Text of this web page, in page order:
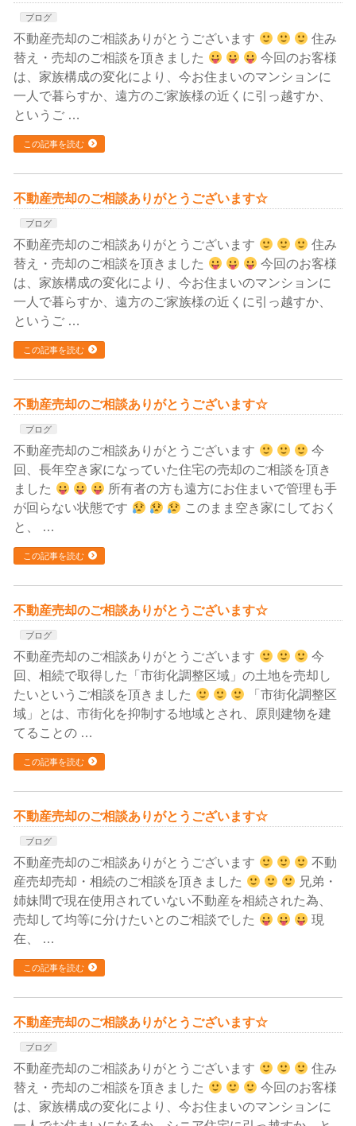
ブログ
不動産売却のご相談ありがとうございます
住み
替え・売却のご相談を頂きました
今回のお客様
は、家族構成の変化により、今お住まいのマンションに
一人で暮らすか、遠方のご家族様の近くに引っ越すか、
というご …
この記事を読む
不動産売却のご相談ありがとうございます☆
ブログ
不動産売却のご相談ありがとうございます
住み
替え・売却のご相談を頂きました
今回のお客様
は、家族構成の変化により、今お住まいのマンションに
一人で暮らすか、遠方のご家族様の近くに引っ越すか、
というご …
この記事を読む
不動産売却のご相談ありがとうございます☆
ブログ
不動産売却のご相談ありがとうございます
今
回、長年空き家になっていた住宅の売却のご相談を頂き
ました
所有者の方も遠方にお住まいで管理も手
が回らない状態です
このまま空き家にしておく
と、 …
この記事を読む
不動産売却のご相談ありがとうございます☆
ブログ
不動産売却のご相談ありがとうございます
今
回、相続で取得した「市街化調整区域」の土地を売却し
たいというご相談を頂きました
「市街化調整区
域」とは、市街化を抑制する地域とされ、原則建物を建
てることの …
この記事を読む
不動産売却のご相談ありがとうございます☆
ブログ
不動産売却のご相談ありがとうございます
不動
産売却売却・相続のご相談を頂きました
兄弟・
姉妹間で現在使用されていない不動産を相続された為、
売却して均等に分けたいとのご相談でした
現
在、 …
この記事を読む
不動産売却のご相談ありがとうございます☆
ブログ
不動産売却のご相談ありがとうございます
住み
替え・売却のご相談を頂きました
今回のお客様
は、家族構成の変化により、今お住まいのマンションに